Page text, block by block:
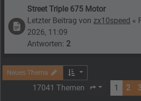
Street Triple 675 Motor
Letzter Beitrag von zx10speed «
2026, 11:09
Antworten: 2
Neues Thema
17041 Themen Seite von682
1 2